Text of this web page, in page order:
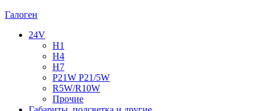
Галоген
24V
H1
H4
H7
P21W P21/5W
R5W/R10W
Прочие